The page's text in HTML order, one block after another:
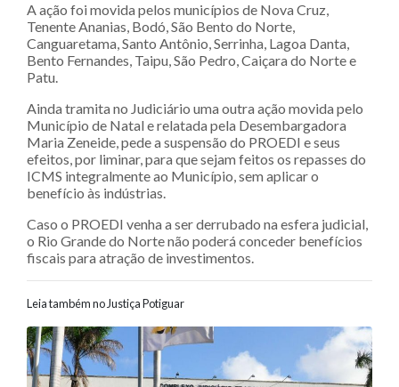
A ação foi movida pelos municípios de Nova Cruz,
Tenente Ananias, Bodó, São Bento do Norte,
Canguaretama, Santo Antônio, Serrinha, Lagoa Danta,
Bento Fernandes, Taipu, São Pedro, Caiçara do Norte e
Patu.
Ainda tramita no Judiciário uma outra ação movida pelo
Município de Natal e relatada pela Desembargadora
Maria Zeneide, pede a suspensão do PROEDI e seus
efeitos, por liminar, para que sejam feitos os repasses do
ICMS integralmente ao Município, sem aplicar o
benefício às indústrias.
Caso o PROEDI venha a ser derrubado na esfera judicial,
o Rio Grande do Norte não poderá conceder benefícios
fiscais para atração de investimentos.
Leia também no Justiça Potiguar
Navegação entre posts